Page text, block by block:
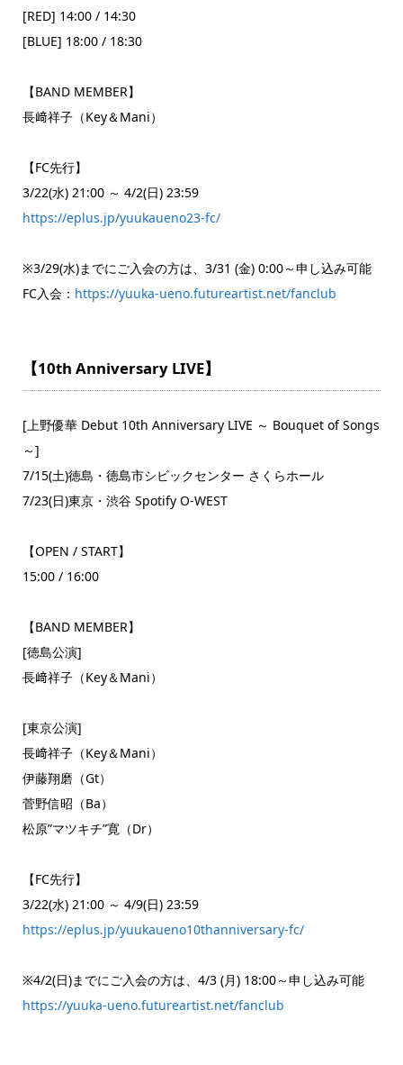
[RED] 14:00 / 14:30
[BLUE] 18:00 / 18:30
【BAND MEMBER】
長﨑祥子（Key＆Mani）
【FC先行】
3/22(水) 21:00 ～ 4/2(日) 23:59
https://eplus.jp/yuukaueno23-fc/
※3/29(水)までにご入会の方は、3/31 (金) 0:00～申し込み可能
FC入会： https://yuuka-ueno.futureartist.net/fanclub
【10th Anniversary LIVE】
[上野優華 Debut 10th Anniversary LIVE ～ Bouquet of Songs
～]
7/15(土)徳島・徳島市シビックセンター さくらホール
7/23(日)東京・渋谷 Spotify O-WEST
【OPEN / START】
15:00 / 16:00
【BAND MEMBER】
[徳島公演]
長﨑祥子（Key＆Mani）
[東京公演]
長﨑祥子（Key＆Mani）
伊藤翔磨（Gt）
菅野信昭（Ba）
松原”マツキチ”寛（Dr）
【FC先行】
3/22(水) 21:00 ～ 4/9(日) 23:59
https://eplus.jp/yuukaueno10thanniversary-fc/
※4/2(日)までにご入会の方は、4/3 (月) 18:00～申し込み可能
https://yuuka-ueno.futureartist.net/fanclub